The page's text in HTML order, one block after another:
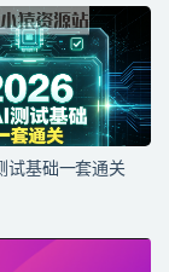
试基础一套通关